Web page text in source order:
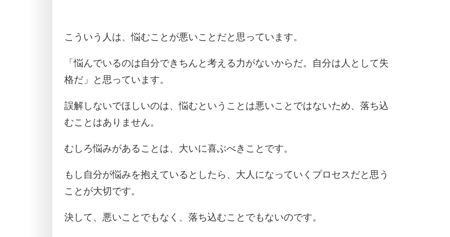
こういう人は、悩むことが悪いことだと思っています。
「悩んでいるのは自分できちんと考える力がないからだ。自分は人として失
格だ」と思っています。
誤解しないでほしいのは、悩むということは悪いことではないため、落ち込
むことはありません。
むしろ悩みがあることは、大いに喜ぶべきことです。
もし自分が悩みを抱えているとしたら、大人になっていくプロセスだと思う
ことが大切です。
決して、悪いことでもなく、落ち込むことでもないのです。